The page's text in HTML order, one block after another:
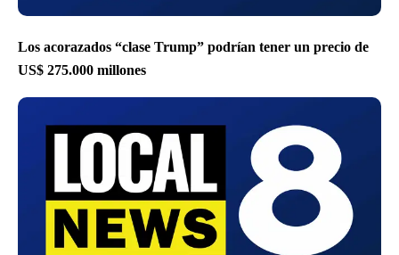
Los acorazados “clase Trump” podrían tener un precio de
US$ 275.000 millones